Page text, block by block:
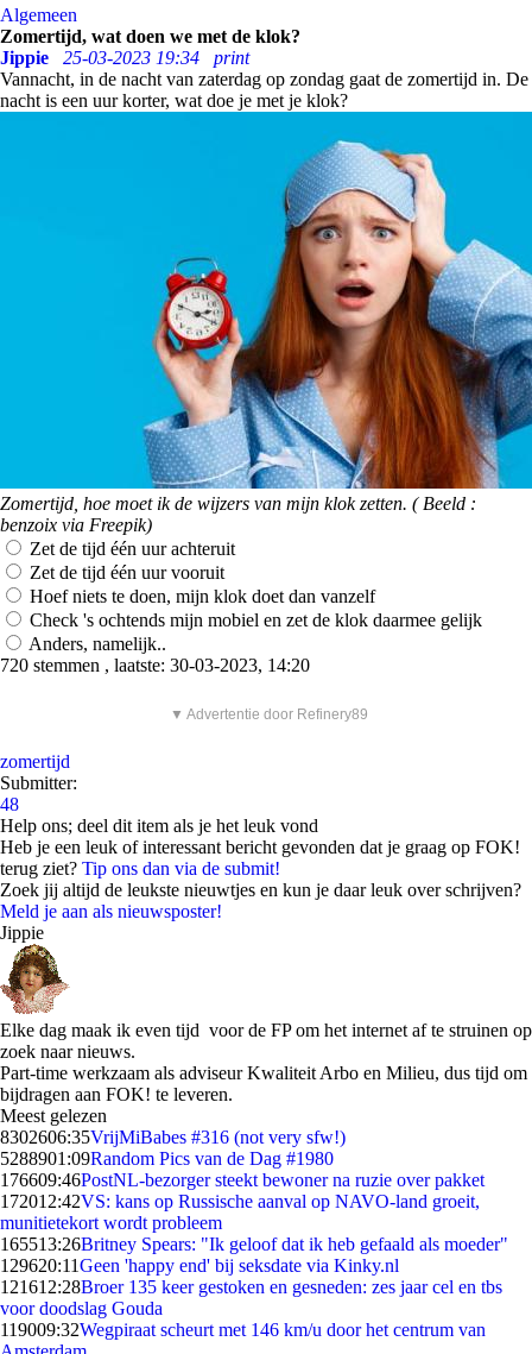
Algemeen
Zomertijd, wat doen we met de klok?
Jippie
25-03-2023 19:34
print
Vannacht, in de nacht van zaterdag op zondag gaat de zomertijd in. De
nacht is een uur korter, wat doe je met je klok?
Zomertijd, hoe moet ik de wijzers van mijn klok zetten. ( Beeld :
benzoix via Freepik)
Zet de tijd één uur achteruit
Zet de tijd één uur vooruit
Hoef niets te doen, mijn klok doet dan vanzelf
Check 's ochtends mijn mobiel en zet de klok daarmee gelijk
Anders, namelijk..
720 stemmen , laatste: 30-03-2023, 14:20
▼ Advertentie door Refinery89
zomertijd
Submitter:
48
Help ons; deel dit item als je het leuk vond
Heb je een leuk of interessant bericht gevonden dat je graag op FOK!
terug ziet? Tip ons dan via de submit!
Zoek jij altijd de leukste nieuwtjes en kun je daar leuk over schrijven?
Meld je aan als nieuwsposter!
Jippie
Elke dag maak ik even tijd voor de FP om het internet af te struinen op
zoek naar nieuws.
Part-time werkzaam als adviseur Kwaliteit Arbo en Milieu, dus tijd om
bijdragen aan FOK! te leveren.
Meest gelezen
8302606:35VrijMiBabes #316 (not very sfw!)
5288901:09Random Pics van de Dag #1980
176609:46PostNL-bezorger steekt bewoner na ruzie over pakket
172012:42VS: kans op Russische aanval op NAVO-land groeit,
munitietekort wordt probleem
165513:26Britney Spears: "Ik geloof dat ik heb gefaald als moeder"
129620:11Geen 'happy end' bij seksdate via Kinky.nl
121612:28Broer 135 keer gestoken en gesneden: zes jaar cel en tbs
voor doodslag Gouda
119009:32Wegpiraat scheurt met 146 km/u door het centrum van